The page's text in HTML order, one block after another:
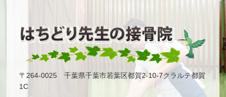
〒264-0025 千葉県千葉市若葉区都賀2-10-7クラルテ都賀
1C